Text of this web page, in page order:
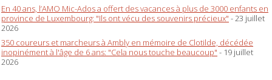
En 40 ans, l’AMO Mic-Ados a offert des vacances à plus de 3000 enfants en
province de Luxembourg: "Ils ont vécu des souvenirs précieux" - 23 juillet
2026
350 coureurs et marcheurs à Ambly en mémoire de Clotilde, décédée
inopinément à l'âge de 6 ans: "Cela nous touche beaucoup" - 19 juillet
2026